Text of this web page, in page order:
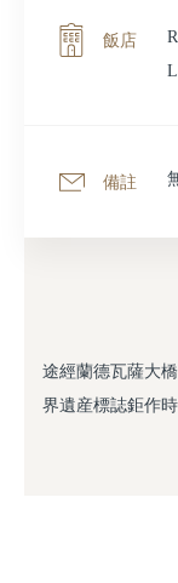
飯店
備註
途經蘭德瓦薩大
界遺産標誌鉅作